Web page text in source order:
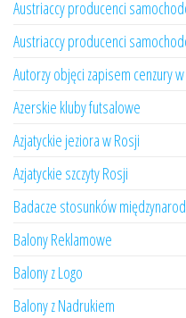
Austriaccy producenci
Austriaccy producenci
Autorzy objęci zapisem cenzury
Azerskie kluby futsalowe
Azjatyckie jeziora w Rosji
Azjatyckie szczyty Rosji
Badacze stosunków
Balony Reklamowe
Balony z Logo
Balony z Nadrukiem